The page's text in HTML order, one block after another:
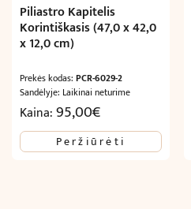
Piliastro Kapitelis
Korintiškasis (47,0 x 42,0
x 12,0 cm)
Prekės kodas: PCR-6029-2
Sandėlyje: Laikinai neturime
Kaina:95,00€
Peržiūrėti